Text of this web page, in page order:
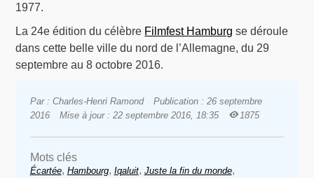
1977.
La 24e édition du célèbre Filmfest Hamburg se déroule
dans cette belle ville du nord de l’Allemagne, du 29
septembre au 8 octobre 2016.
Par : Charles-Henri Ramond
Publication : 26 septembre
2016
Mise à jour : 22 septembre 2016, 18:35 1875
Mots clés
Écartée, Hambourg, Iqaluit, Juste la fin du monde,